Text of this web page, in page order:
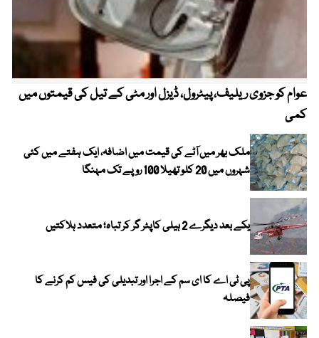
عوام کو جزوی ریلیف، پیٹرول، ڈیزل اور مٹی کے تیل کی قیمتوں میں
کمی
ملک بھر میں آٹے کی قیمت میں اضافہ، ایک ہفتے میں کئی
شہروں میں 20 کلو تھیلا 100 روپے تک مہنگا
یکے بعد دیگرے 2 ہیلی کاپٹر گر کر تباہ؛ متعدد ہلاکتیں
پی ٹی اے کا ای سم کے اجرا اور تبدیلی کی فیس کم کرنے کا
فیصلہ